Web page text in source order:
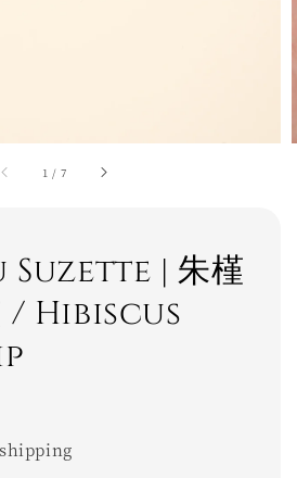
1 / 7
| 朱槿
/ Hibiscus